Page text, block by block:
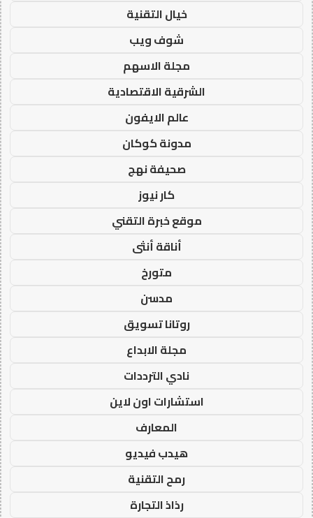
خيال التقنية
شوف ويب
مجلة الاسهم
الشرقية الاقتصادية
عالم الايفون
مدونة كوكان
صحيفة نهج
كار نيوز
موقع خبرة التقني
أناقة أنثى
متورخ
مدسن
روتانا تسويق
مجلة الابداع
نادي الترددات
استشارات اون لاين
المعارف
هيدب فيديو
رمح التقنية
رذاذ التجارة